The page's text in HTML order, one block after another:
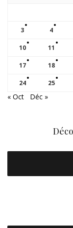
3 4
10 11
17 18
24 25
« Oct Déc »